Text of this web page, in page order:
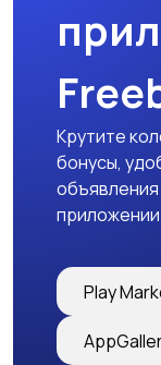
Крутите
бонусы,
Play